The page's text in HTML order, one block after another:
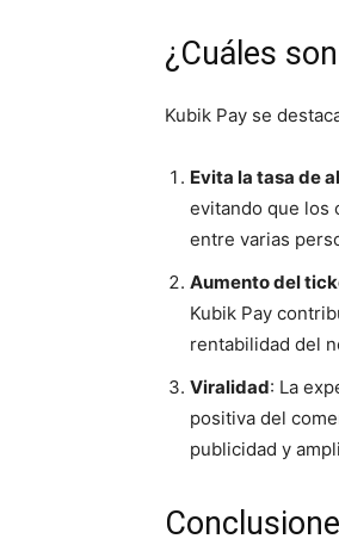
¿Cuáles
Kubik Pay se
Evita la tasa de
evitando que los
entre varias
Aumento del
Kubik Pay
rentabilidad del
Viralidad: La
positiva del
publicidad y